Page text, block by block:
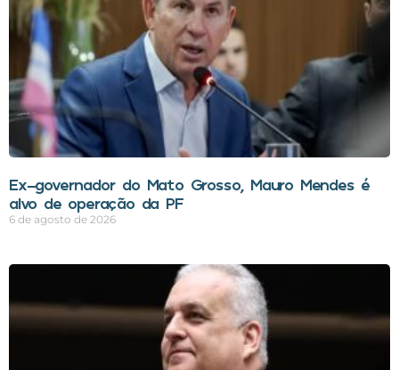
Ex-governador do Mato Grosso, Mauro Mendes é
alvo de operação da PF
6 de agosto de 2026